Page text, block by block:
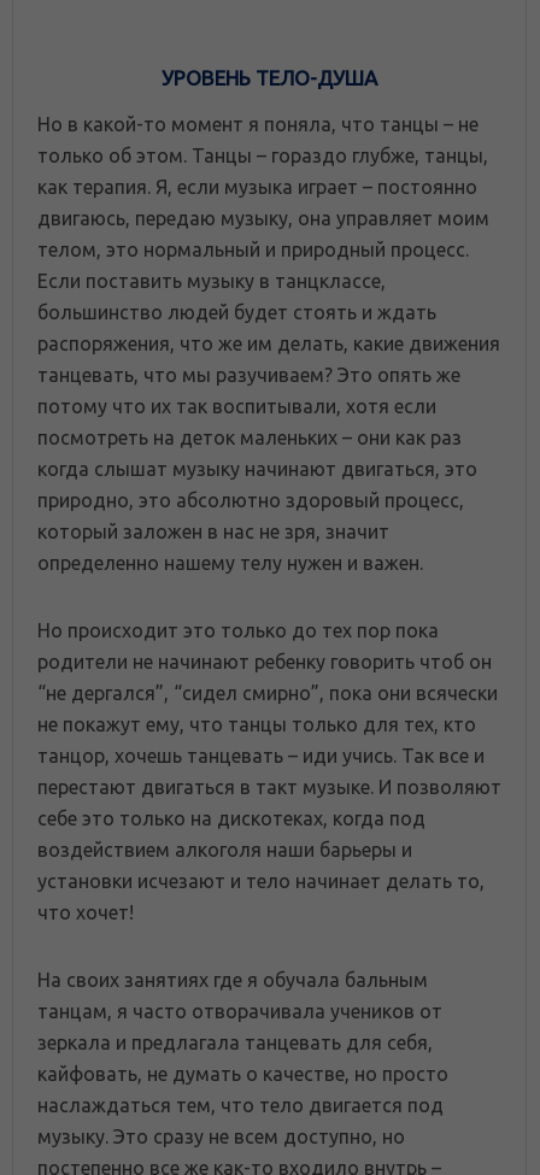
УРОВЕНЬ ТЕЛО-ДУША
Но в какой-то момент я поняла, что танцы – не
только об этом. Танцы – гораздо глубже, танцы,
как терапия. Я, если музыка играет – постоянно
двигаюсь, передаю музыку, она управляет моим
телом, это нормальный и природный процесс.
Если поставить музыку в танцклассе,
большинство людей будет стоять и ждать
распоряжения, что же им делать, какие движения
танцевать, что мы разучиваем? Это опять же
потому что их так воспитывали, хотя если
посмотреть на деток маленьких – они как раз
когда слышат музыку начинают двигаться, это
природно, это абсолютно здоровый процесс,
который заложен в нас не зря, значит
определенно нашему телу нужен и важен.
Но происходит это только до тех пор пока
родители не начинают ребенку говорить чтоб он
“не дергался”, “сидел смирно”, пока они всячески
не покажут ему, что танцы только для тех, кто
танцор, хочешь танцевать – иди учись. Так все и
перестают двигаться в такт музыке. И позволяют
себе это только на дискотеках, когда под
воздействием алкоголя наши барьеры и
установки исчезают и тело начинает делать то,
что хочет!
На своих занятиях где я обучала бальным
танцам, я часто отворачивала учеников от
зеркала и предлагала танцевать для себя,
кайфовать, не думать о качестве, но просто
наслаждаться тем, что тело двигается под
музыку. Это сразу не всем доступно, но
постепенно все же как-то входило внутрь –